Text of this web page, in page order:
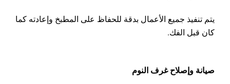
يتم تنفيذ جميع الأعمال بدقة للحفاظ على المطبخ وإعادته كما
كان قبل الفك.
صيانة وإصلاح غرف النوم